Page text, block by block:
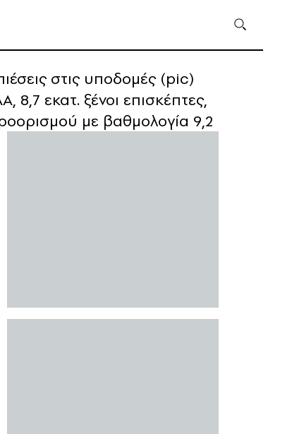
στις υποδομές (pic)
8,7 εκατ. ξένοι επισκέπτες,
με βαθμολογία 9,2